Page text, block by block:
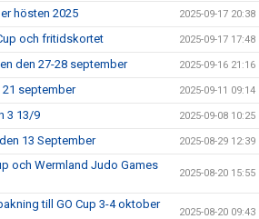
hösten 2025 2025-09-17 20:38
och fritidskortet 2025-09-17 17:48
den 27-28 september 2025-09-16 21:16
21 september 2025-09-11 09:14
3 13/9 2025-09-08 10:25
13 September 2025-08-29 12:39
och Wermland Judo Games
2025-08-20 15:55
till GO Cup 3-4 oktober
2025-08-20 09:43